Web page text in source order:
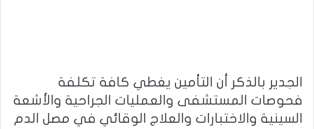
الجدير بالذكر أن التأمين يغطي كافة تكلفة
فحوصات المستشفى والعمليات الجراحية والأشعة
السينية والاختبارات والعلاج الوقائي في مصل الدم